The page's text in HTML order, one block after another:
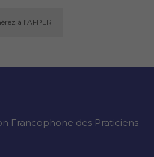
à l’AFPLR
Francophone des Praticiens